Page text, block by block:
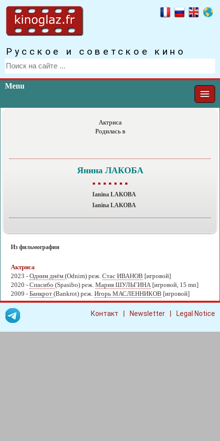
Русское и советское кино
Menu
Актриса
Родилась в
Янина ЛАКОБА
▪ ▪ ▪ ▪ ▪ ▪ ▪
Ianina LAKOBA
Ianina LAKOBA
Из фильмографии
Актриса
2023 - Одним днём (Odnim) реж. Стас ИВАНОВ [игровой]
2020 - Спасибо (Spasibo) реж. Мария ШУЛЬГИНА [игровой, 15 mn]
2009 - Банкрот (Bankrot) реж. Игорь МАСЛЕННИКОВ [игровой]
Контакт Newsletter Legal Notice